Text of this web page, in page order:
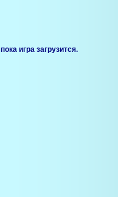
для запуска игры прямо сейчас.